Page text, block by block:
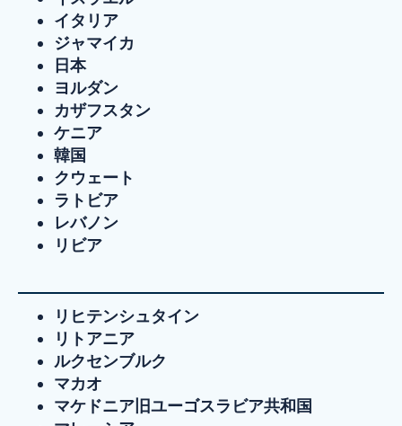
イタリア
ジャマイカ
日本
ヨルダン
カザフスタン
ケニア
韓国
クウェート
ラトビア
レバノン
リビア
リヒテンシュタイン
リトアニア
ルクセンブルク
マカオ
マケドニア旧ユーゴスラビア共和国